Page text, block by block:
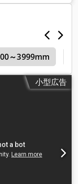
～3999mm
小型広告